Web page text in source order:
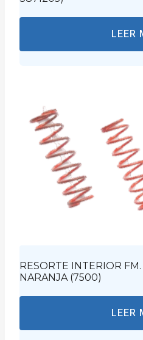
LEER
RESORTE INTERIOR
NARANJA (7500)
LEER